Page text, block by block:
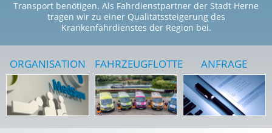
Transport benötigen. Als Fahrdienstpartner der Stadt Herne
tragen wir zu einer Qualitätssteigerung des
Krankenfahrdienstes der Region bei.
ORGANISATION FAHRZEUGFLOTTE ANFRAGE